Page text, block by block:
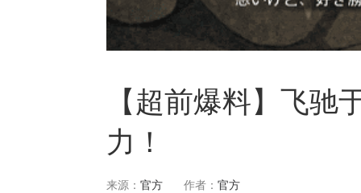
【超前爆料】飞
力！
来源： 官方 作者： 官方